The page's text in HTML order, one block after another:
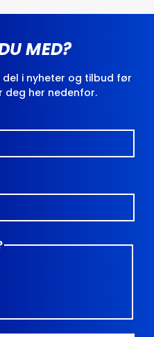
MED?
i nyheter og tilbud før
deg her nedenfor.